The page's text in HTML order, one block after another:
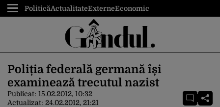
PoliticăActualitateExterneEconomic
Poliția federală germană își
examinează trecutul nazist
Publicat: 15.02.2012, 10:32
Actualizat: 24.02.2012, 21:21